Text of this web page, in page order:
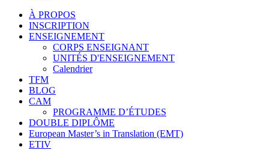
À PROPOS
INSCRIPTION
ENSEIGNEMENT
CORPS ENSEIGNANT
UNITÉS D'ENSEIGNEMENT
Calendrier
TFM
BLOG
CAM
PROGRAMME D’ÉTUDES
DOUBLE DIPLÔME
European Master’s in Translation (EMT)
ETIV